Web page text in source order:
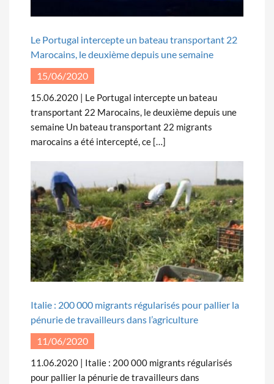
Le Portugal intercepte un bateau transportant 22
Marocains, le deuxième depuis une semaine
15/06/2020
15.06.2020 | Le Portugal intercepte un bateau
transportant 22 Marocains, le deuxième depuis une
semaine Un bateau transportant 22 migrants
marocains a été intercepté, ce […]
Italie : 200 000 migrants régularisés pour pallier la
pénurie de travailleurs dans l’agriculture
11/06/2020
11.06.2020 | Italie : 200 000 migrants régularisés
pour pallier la pénurie de travailleurs dans